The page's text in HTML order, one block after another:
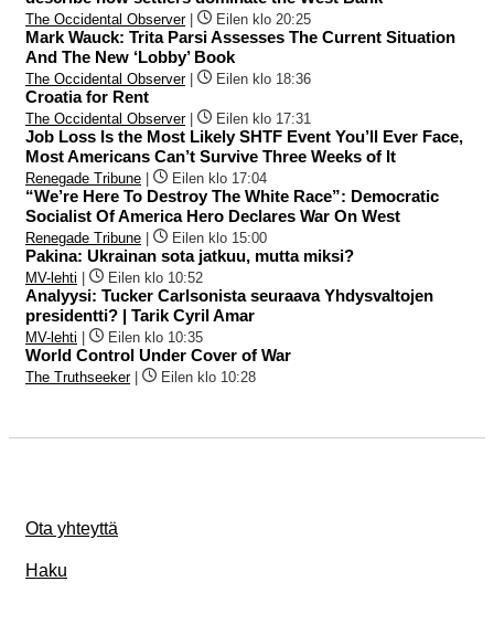
The Occidental Observer| Eilen klo 20:25
Mark Wauck: Trita Parsi Assesses The Current Situation
And The New ‘Lobby’ Book
The Occidental Observer| Eilen klo 18:36
Croatia for Rent
The Occidental Observer| Eilen klo 17:31
Job Loss Is the Most Likely SHTF Event You’ll Ever Face,
Most Americans Can’t Survive Three Weeks of It
Renegade Tribune Eilen klo 17:04
“We’re Here To Destroy The White Race”: Democratic
Socialist Of America Hero Declares War On West
Renegade Tribune Eilen klo 15:00
Pakina: Ukrainan sota jatkuu, mutta miksi?
MV-lehti Eilen klo 10:52
Analyysi: Tucker Carlsonista seuraava Yhdysvaltojen
presidentti? | Tarik Cyril Amar
MV-lehti Eilen klo 10:35
World Control Under Cover of War
The Truthseeker| Eilen klo 10:28
Ota yhteyttä
Haku